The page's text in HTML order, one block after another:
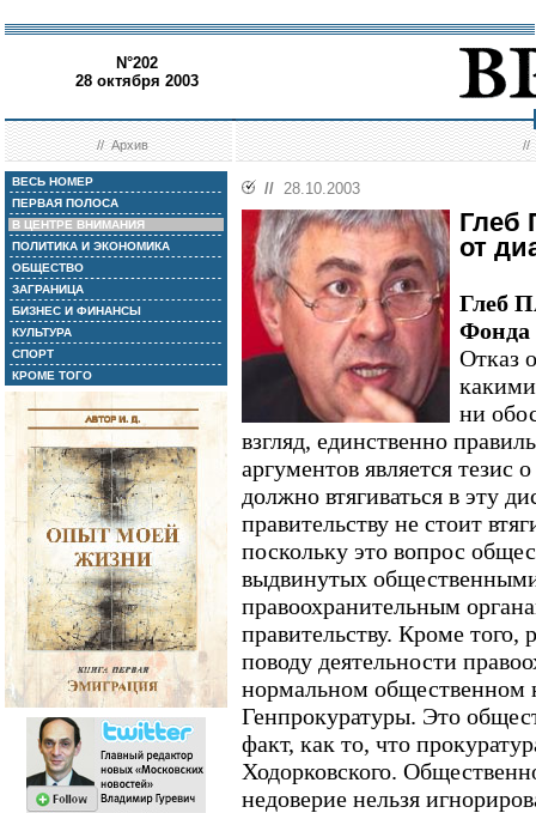
N°202
28 октября 2003
//Архив //
ВЕСЬ НОМЕР
ПЕРВАЯ ПОЛОСА
В ЦЕНТРЕ ВНИМАНИЯ
ПОЛИТИКА И ЭКОНОМИКА
ОБЩЕСТВО
ЗАГРАНИЦА
БИЗНЕС И ФИНАНСЫ
КУЛЬТУРА
СПОРТ
КРОМЕ ТОГО
// 28.10.2003
Глеб
от
Глеб
Фонда
Отказ
ни
взгляд, единственно
аргументов является тезис
должно втягиваться в эту
правительству не стоит
поскольку это вопрос
выдвинутых
правоохранительным
правительству. Кроме того,
поводу деятельности
нормальном общественном
Генпрокуратуры. Это
факт, как то, что
Ходорковского.
недоверие нельзя